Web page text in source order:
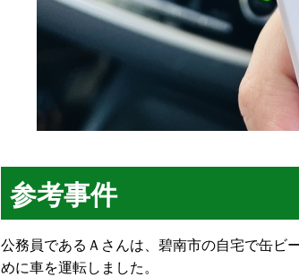
参考事件
公務員であるＡさんは、碧南市の自宅で缶ビ
めに車を運転しました。